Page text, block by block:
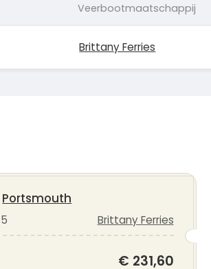
Veerbootmaatschappij
Brittany Ferries
Portsmouth
Brittany Ferries
€ 231,60